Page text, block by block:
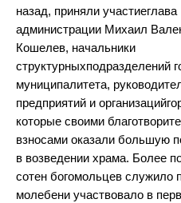
назад, приняли участиеглава
администрации Михаил
Кошелев, начальники
структурныхподразделений
муниципалитета,
предприятий и
которые своими
взносами оказали большую
в возведении храма. Более
сотен богомольцев служило
молебени участвовало в